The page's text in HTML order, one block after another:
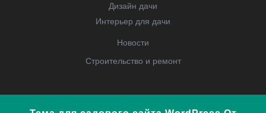
Дизайн дачи
Интерьер для дачи
Новости
Строительство и ремонт